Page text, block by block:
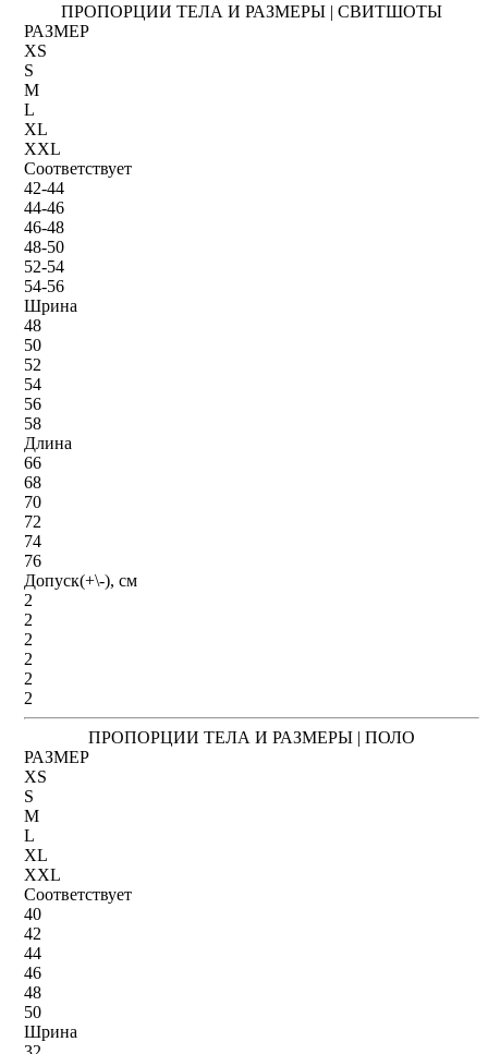
ПРОПОРЦИИ ТЕЛА И РАЗМЕРЫ | СВИТШОТЫ
РАЗМЕР
XS
S
M
L
XL
XXL
Соответствует
42-44
44-46
46-48
48-50
52-54
54-56
Шрина
48
50
52
54
56
58
Длина
66
68
70
72
74
76
Допуск(+\-), см
2
2
2
2
2
2
ПРОПОРЦИИ ТЕЛА И РАЗМЕРЫ | ПОЛО
РАЗМЕР
XS
S
M
L
XL
XXL
Соответствует
40
42
44
46
48
50
Шрина